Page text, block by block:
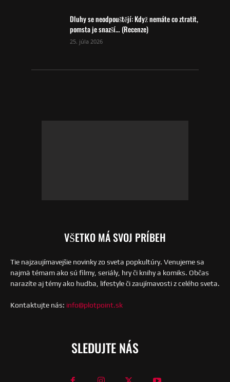
Dluhy se neodpouštějí: Když nemáte co ztratit,
pomsta je snazší… (Recenze)
25. júla 2026
VŠETKO MÁ SVOJ PRÍBEH
Tie najzaujímavejšie novinky zo sveta popkultúry. Venujeme sa
najmä témam ako sú filmy, seriály, hry či knihy a komiks. Občas
narazíte aj témy ako hudba, lifestyle či zaujímavosti z celého sveta.
Kontaktujte nás: info@plotpoint.sk
SLEDUJTE NÁS